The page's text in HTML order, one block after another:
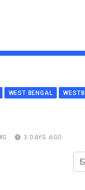
WEST BENGAL
3 DAYS AGO